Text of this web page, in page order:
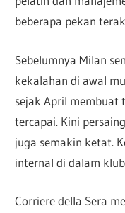
beberapa pekan
Sebelumnya Milan
kekalahan di awal
sejak April membuat
tercapai. Kini
juga semakin ketat.
internal di dalam
Corriere della Sera